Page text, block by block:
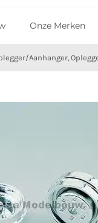
Onze Merken
Aanhanger